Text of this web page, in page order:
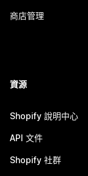
商店管理
資源
Shopify 說明中心
API 文件
Shopify 社群